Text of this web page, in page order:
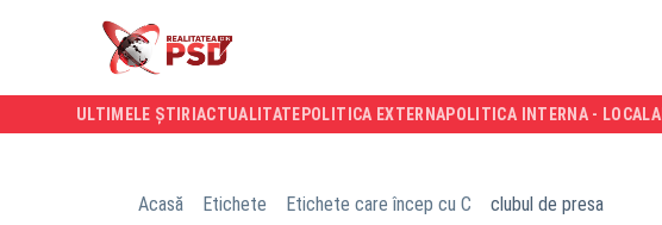
ULTIMELE ȘTIRI ACTUALITATE POLITICA EXTERNAPOLITICA INTERNA - LOCALA
Acasă Etichete Etichete care încep cu C clubul de presa